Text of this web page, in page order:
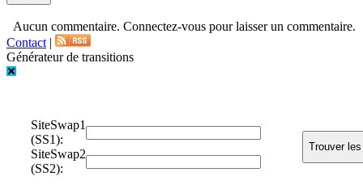
Aucun commentaire. Connectez-vous pour laisser un commentaire.
Contact |
Générateur de transitions
SiteSwap1
(SS1):
SiteSwap2
(SS2):